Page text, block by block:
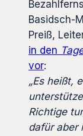
Basidsch-
Preiß,
in den
vor:
„Es heißt,
Richtige
dafür aber